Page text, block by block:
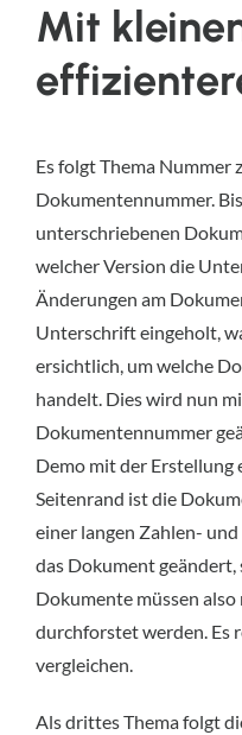
Mit
Es folgt Thema Nummer
Dokumentennummer.
unterschriebenen
welcher Version die
Änderungen am
Unterschrift eingeholt,
ersichtlich, um welche
handelt. Dies wird nun
Dokumentennummer
Demo mit der Erstellung
Seitenrand ist die
einer langen Zahlen-
das Dokument
Dokumente müssen
durchforstet werden. Es
vergleichen.
Als drittes Thema folgt